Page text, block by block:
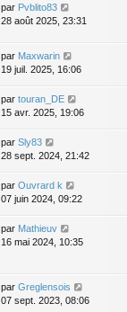
par Pvblito83
28 août 2025, 23:31
par Maxwarin
19 juil. 2025, 16:06
par touran_DE
15 avr. 2025, 19:06
par Sly83
28 sept. 2024, 21:42
par Ouvrard k
07 juin 2024, 09:22
par Mathieuv
16 mai 2024, 10:35
par Greglensois
07 sept. 2023, 08:06